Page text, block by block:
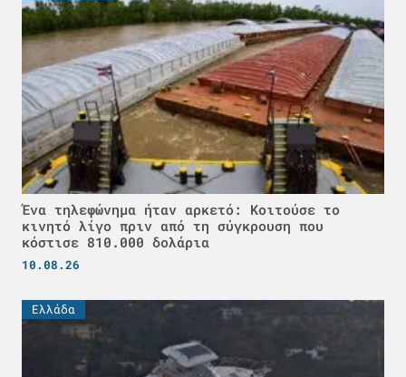
Ένα τηλεφώνημα ήταν αρκετό: Κοιτούσε το
κινητό λίγο πριν από τη σύγκρουση που
κόστισε 810.000 δολάρια
10.08.26
Ελλάδα